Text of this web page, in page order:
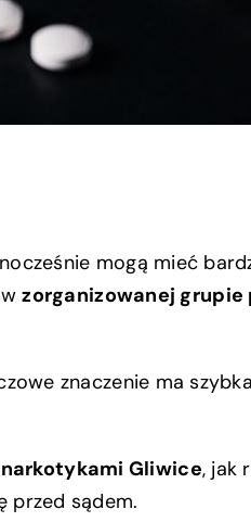
mogą mieć
wzorganizowanej
znaczenie ma
Gliwice, jak
przed sądem.